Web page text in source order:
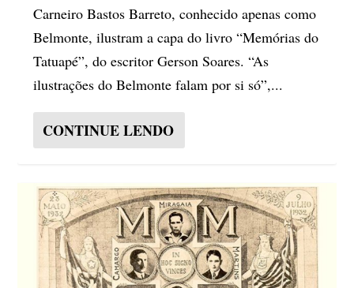
Carneiro Bastos Barreto, conhecido apenas como
Belmonte, ilustram a capa do livro “Memórias do
Tatuapé”, do escritor Gerson Soares. “As
ilustrações do Belmonte falam por si só”,...
CONTINUE LENDO